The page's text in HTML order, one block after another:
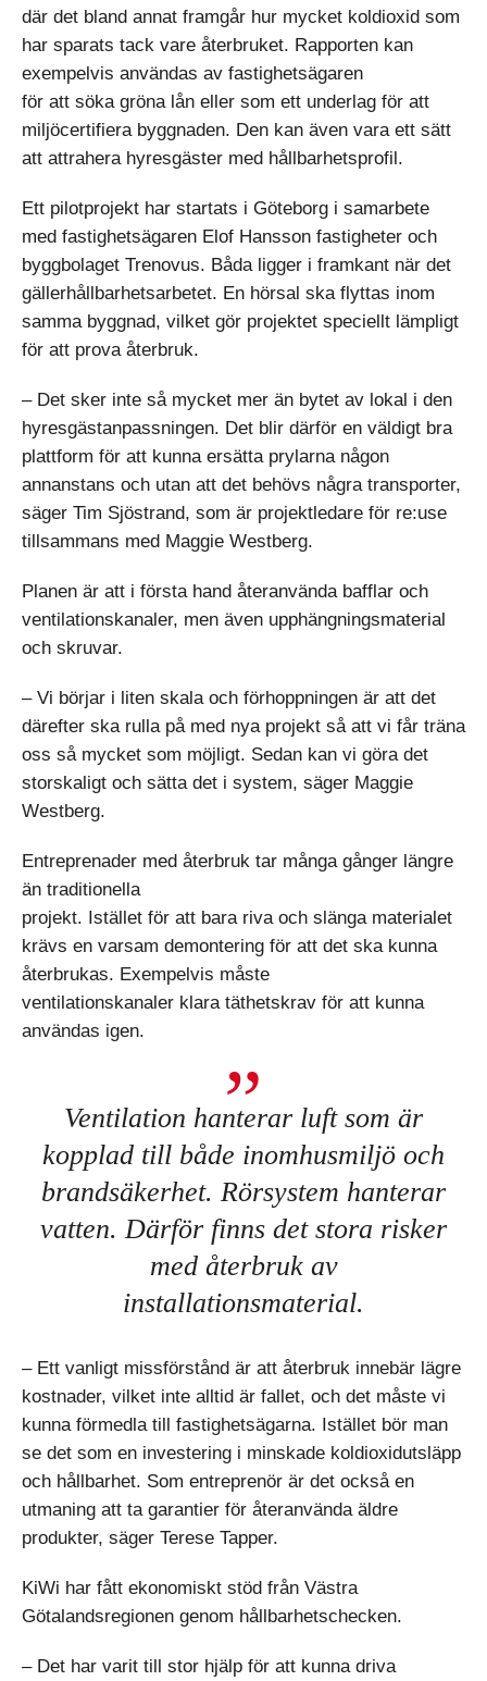
där det bland annat framgår hur mycket koldioxid som
har sparats tack vare återbruket. Rapporten kan
exempelvis användas av fastighetsägaren
för att söka gröna lån eller som ett underlag för att
miljöcertifiera byggnaden. Den kan även vara ett sätt
att attrahera hyresgäster med hållbarhetsprofil.
Ett pilotprojekt har startats i Göteborg i samarbete
med fastighetsägaren Elof Hansson fastigheter och
byggbolaget Trenovus. Båda ligger i framkant när det
gällerhållbarhetsarbetet. En hörsal ska flyttas inom
samma byggnad, vilket gör projektet speciellt lämpligt
för att prova återbruk.
– Det sker inte så mycket mer än bytet av lokal i den
hyresgästanpassningen. Det blir därför en väldigt bra
plattform för att kunna ersätta prylarna någon
annanstans och utan att det behövs några transporter,
säger Tim Sjöstrand, som är projektledare för re:use
tillsammans med Maggie Westberg.
Planen är att i första hand återanvända bafflar och
ventilationskanaler, men även upphängningsmaterial
och skruvar.
– Vi börjar i liten skala och förhoppningen är att det
därefter ska rulla på med nya projekt så att vi får träna
oss så mycket som möjligt. Sedan kan vi göra det
storskaligt och sätta det i system, säger Maggie
Westberg.
Entreprenader med återbruk tar många gånger längre
än traditionella
projekt. Istället för att bara riva och slänga materialet
krävs en varsam demontering för att det ska kunna
återbrukas. Exempelvis måste
ventilationskanaler klara täthetskrav för att kunna
användas igen.
Ventilation hanterar luft som är
kopplad till både inomhusmiljö och
brandsäkerhet. Rörsystem hanterar
vatten. Därför finns det stora risker
med återbruk av
installationsmaterial.
– Ett vanligt missförstånd är att återbruk innebär lägre
kostnader, vilket inte alltid är fallet, och det måste vi
kunna förmedla till fastighetsägarna. Istället bör man
se det som en investering i minskade koldioxidutsläpp
och hållbarhet. Som entreprenör är det också en
utmaning att ta garantier för återanvända äldre
produkter, säger Terese Tapper.
KiWi har fått ekonomiskt stöd från Västra
Götalandsregionen genom hållbarhetschecken.
– Det har varit till stor hjälp för att kunna driva